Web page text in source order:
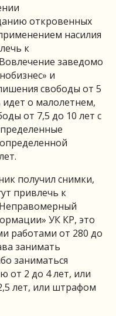
откровенных
насилия
к
заведомо
и
свободы от 5
идет о малолетнем,
от 7,5 до 10 лет с
получил снимки,
привлечь к
УК КР, это
работами от 280 до
занимать
заниматься
от 2 до 4 лет, или
лет, или штрафом